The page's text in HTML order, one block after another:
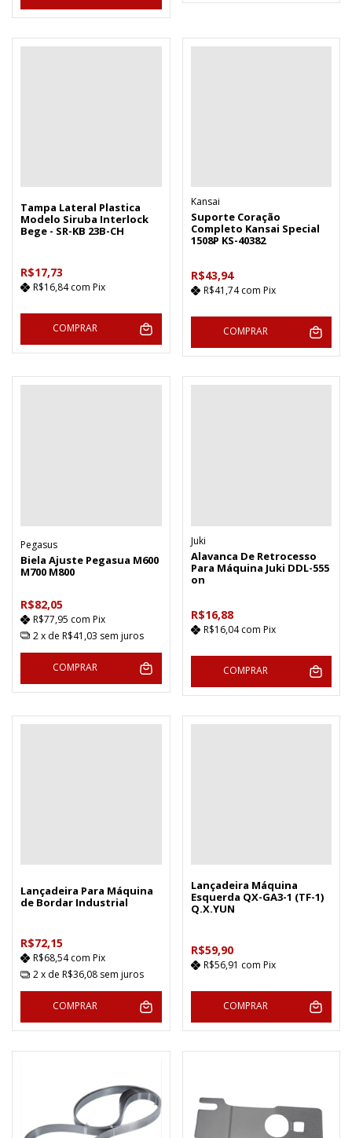
Tampa Lateral Plastica
Modelo Siruba Interlock
Bege - SR-KB 23B-CH
R$17,73
R$16,84com Pix
COMPRAR
Kansai
Suporte Coração
Completo Kansai Special
1508P KS-40382
R$43,94
R$41,74com Pix
COMPRAR
Pegasus
Biela Ajuste Pegasua M600
M700 M800
R$82,05
R$77,95 com Pix
2x de R$41,03 sem juros
COMPRAR
Juki
Alavanca De Retrocesso
Para Máquina Juki DDL-555
on
R$16,88
R$16,04com Pix
COMPRAR
Lançadeira Para Máquina
de Bordar Industrial
R$72,15
R$68,54com Pix
2x de R$36,08 sem juros
COMPRAR
Lançadeira Máquina
Esquerda QX-GA3-1 (TF-1)
Q.X.YUN
R$59,90
R$56,91 com Pix
COMPRAR